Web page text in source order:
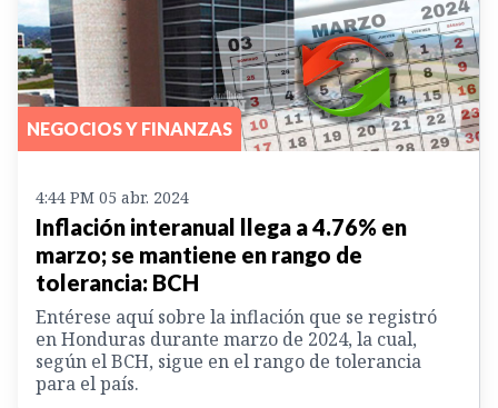
NEGOCIOS Y FINANZAS
4:44 PM 05 abr. 2024
Inflación interanual llega a 4.76% en
marzo; se mantiene en rango de
tolerancia: BCH
Entérese aquí sobre la inflación que se registró
en Honduras durante marzo de 2024, la cual,
según el BCH, sigue en el rango de tolerancia
para el país.